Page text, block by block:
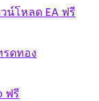
น์โหลด EA ฟรี
รดทอง
ฟรี